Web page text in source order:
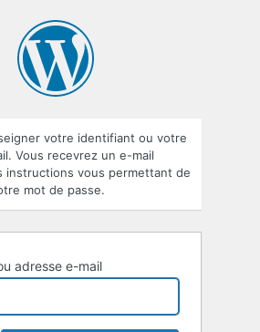
votre identifiant ou votre
Vous recevrez un e-mail
instructions vous permettant de
mot de passe.
adresse e-mail